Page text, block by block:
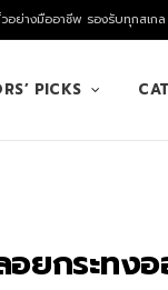
อย่างมืออาชีพ รองรับทุกสเกล
PICKS
อยกระท